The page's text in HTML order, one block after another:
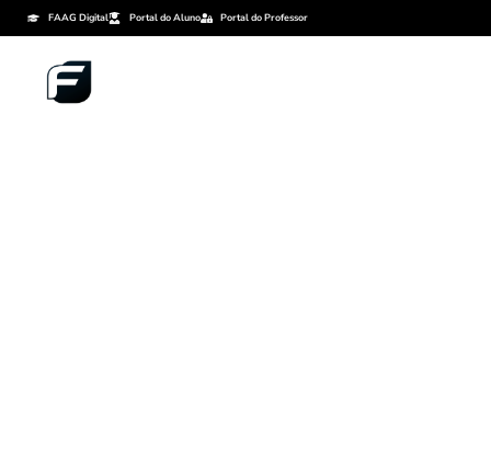
FAAG Digital Portal do Aluno Portal do Professor